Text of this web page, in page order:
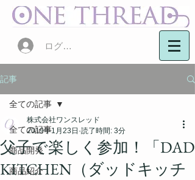
ログイン
記事
全ての記事
商品開発
商品紹介
全ての記事
父子で楽しく参加！「DAD
KITCHEN（ダッドキッチ
株式会社ワンスレッド
2019年1月23日 読了時間: 3分